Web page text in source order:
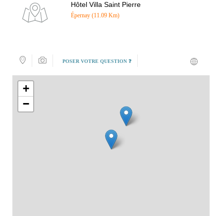
Hôtel Villa Saint Pierre
Épernay (11.09 Km)
POSER VOTRE QUESTION ❓
+
−